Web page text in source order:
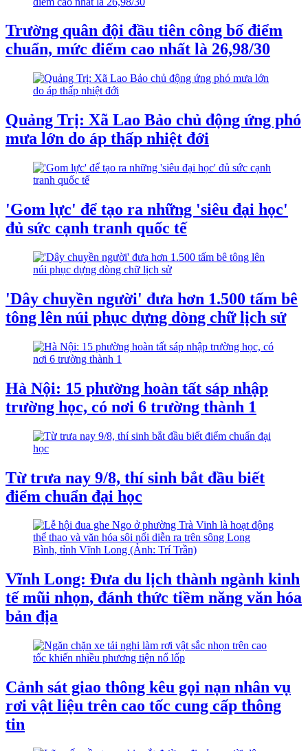
Trường quân đội đầu tiên công bố điểm
chuẩn, mức điểm cao nhất là 26,98/30
Quảng Trị: Xã Lao Bảo chủ động ứng phó
mưa lớn do áp thấp nhiệt đới
'Gom lực' để tạo ra những 'siêu đại học'
đủ sức cạnh tranh quốc tế
'Dây chuyền người' đưa hơn 1.500 tấm bê
tông lên núi phục dựng dòng chữ lịch sử
Hà Nội: 15 phường hoàn tất sáp nhập
trường học, có nơi 6 trường thành 1
Từ trưa nay 9/8, thí sinh bắt đầu biết
điểm chuẩn đại học
Vĩnh Long: Đưa du lịch thành ngành kinh
tế mũi nhọn, đánh thức tiềm năng văn hóa
bản địa
Cảnh sát giao thông kêu gọi nạn nhân vụ
rơi vật liệu trên cao tốc cung cấp thông
tin